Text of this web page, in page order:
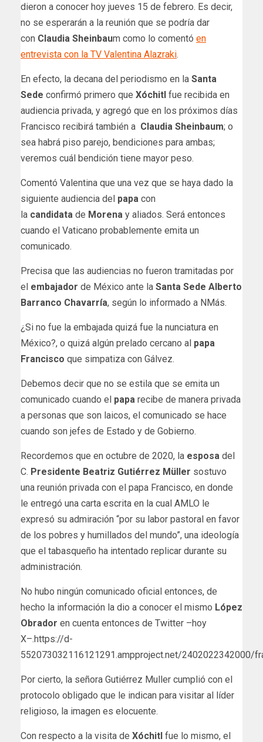
dieron a conocer hoy jueves 15 de febrero. Es decir,
no se esperarán a la reunión que se podría dar
con Claudia Sheinbaum como lo comentó en
entrevista con la TV Valentina Alazraki.
En efecto, la decana del periodismo en la Santa
Sede confirmó primero que Xóchitl fue recibida en
audiencia privada, y agregó que en los próximos días
Francisco recibirá también a Claudia Sheinbaum; o
sea habrá piso parejo, bendiciones para ambas;
veremos cuál bendición tiene mayor peso.
Comentó Valentina que una vez que se haya dado la
siguiente audiencia del papa con
la candidata de Morena y aliados. Será entonces
cuando el Vaticano probablemente emita un
comunicado.
Precisa que las audiencias no fueron tramitadas por
el embajador de México ante la Santa Sede Alberto
Barranco Chavarría, según lo informado a NMás.
¿Si no fue la embajada quizá fue la nunciatura en
México?, o quizá algún prelado cercano al papa
Francisco que simpatiza con Gálvez.
Debemos decir que no se estila que se emita un
comunicado cuando el papa recibe de manera privada
a personas que son laicos, el comunicado se hace
cuando son jefes de Estado y de Gobierno.
Recordemos que en octubre de 2020, la esposa del
C. Presidente Beatriz Gutiérrez Müller sostuvo
una reunión privada con el papa Francisco, en donde
le entregó una carta escrita en la cual AMLO le
expresó su admiración “por su labor pastoral en favor
de los pobres y humillados del mundo”, una ideología
que el tabasqueño ha intentado replicar durante su
administración.
No hubo ningún comunicado oficial entonces, de
hecho la información la dio a conocer el mismo López
Obrador en cuenta entonces de Twitter –hoy
X–.https://d-
552073032116121291.ampproject.net/2402022342000/
Por cierto, la señora Gutiérrez Muller cumplió con el
protocolo obligado que le indican para visitar al líder
religioso, la imagen es elocuente.
Con respecto a la visita de Xóchitl fue lo mismo, el